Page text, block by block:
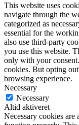
This website uses
navigate through the
categorized as
essential for the
also use third-party
you use this website.
only with your
cookies. But opting
browsing experience.
Necessary
Necessary
Altid aktiveret
Necessary cookies are